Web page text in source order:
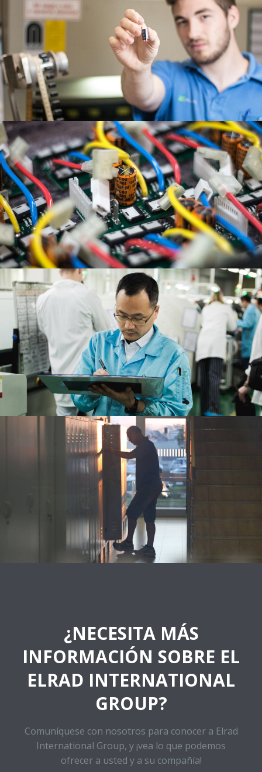
¿NECESITA MÁS
INFORMACIÓN SOBRE EL
ELRAD INTERNATIONAL
GROUP?
Comuníquese con nosotros para conocer a Elrad
International Group, y ¡vea lo que podemos
ofrecer a usted y a su compañía!